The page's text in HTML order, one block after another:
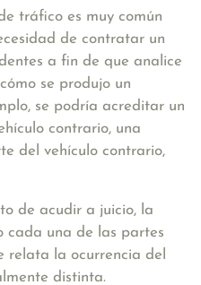
tráfico es muy común
de contratar un
a fin de que analice
se produjo un
se podría acreditar un
contrario, una
del vehículo contrario,
de acudir a juicio, la
cada una de las partes
relata la ocurrencia del
distinta.